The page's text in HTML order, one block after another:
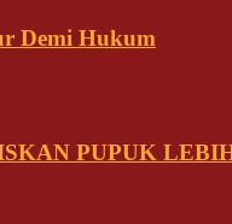
Demi Hukum
PUPUK